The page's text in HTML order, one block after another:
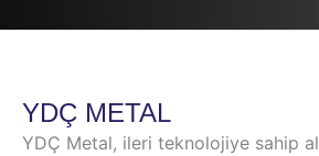
YDÇ METAL
YDÇ Metal, ileri teknolojiye sahip